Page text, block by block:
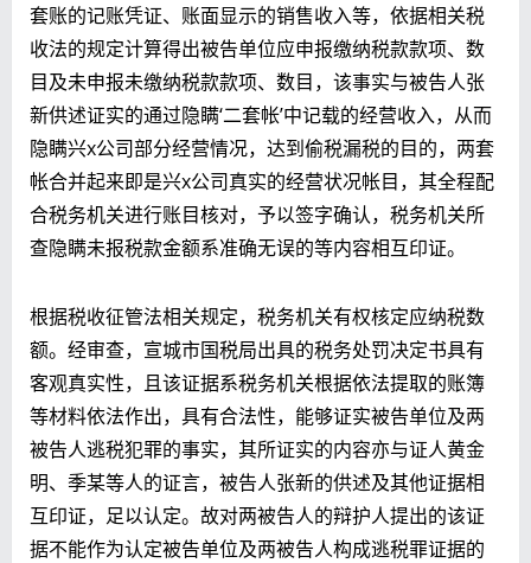
套账的记账凭证、账面显示的销售收入等，依据相关税
收法的规定计算得出被告单位应申报缴纳税款款项、数
目及未申报未缴纳税款款项、数目，该事实与被告人张
新供述证实的通过隐瞒‘二套帐’中记载的经营收入，从而
隐瞒兴x公司部分经营情况，达到偷税漏税的目的，两套
帐合并起来即是兴x公司真实的经营状况帐目，其全程配
合税务机关进行账目核对，予以签字确认，税务机关所
查隐瞒未报税款金额系准确无误的等内容相互印证。
根据税收征管法相关规定，税务机关有权核定应纳税数
额。经审查，宣城市国税局出具的税务处罚决定书具有
客观真实性，且该证据系税务机关根据依法提取的账簿
等材料依法作出，具有合法性，能够证实被告单位及两
被告人逃税犯罪的事实，其所证实的内容亦与证人黄金
明、季某等人的证言，被告人张新的供述及其他证据相
互印证， 足以认定。故对两被告人的辩护人提出的该证
据不能作为认定被告单位及两被告人构成逃税罪证据的